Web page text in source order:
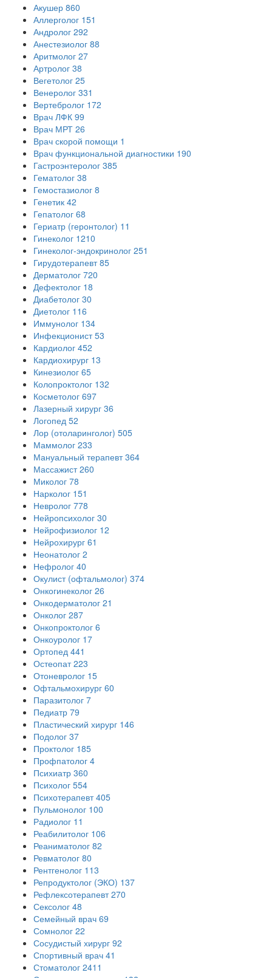
Акушер 860
Аллерголог 151
Андролог 292
Анестезиолог 88
Аритмолог 27
Артролог 38
Вегетолог 25
Венеролог 331
Вертебролог 172
Врач ЛФК 99
Врач МРТ 26
Врач скорой помощи 1
Врач функциональной диагностики 190
Гастроэнтеролог 385
Гематолог 38
Гемостазиолог 8
Генетик 42
Гепатолог 68
Гериатр (геронтолог) 11
Гинеколог 1210
Гинеколог-эндокринолог 251
Гирудотерапевт 85
Дерматолог 720
Дефектолог 18
Диабетолог 30
Диетолог 116
Иммунолог 134
Инфекционист 53
Кардиолог 452
Кардиохирург 13
Кинезиолог 65
Колопроктолог 132
Косметолог 697
Лазерный хирург 36
Логопед 52
Лор (отоларинголог) 505
Маммолог 233
Мануальный терапевт 364
Массажист 260
Миколог 78
Нарколог 151
Невролог 778
Нейропсихолог 30
Нейрофизиолог 12
Нейрохирург 61
Неонатолог 2
Нефролог 40
Окулист (офтальмолог) 374
Онкогинеколог 26
Онкодерматолог 21
Онколог 287
Онкопроктолог 6
Онкоуролог 17
Ортопед 441
Остеопат 223
Отоневролог 15
Офтальмохирург 60
Паразитолог 7
Педиатр 79
Пластический хирург 146
Подолог 37
Проктолог 185
Профпатолог 4
Психиатр 360
Психолог 554
Психотерапевт 405
Пульмонолог 100
Радиолог 11
Реабилитолог 106
Реаниматолог 82
Ревматолог 80
Рентгенолог 113
Репродуктолог (ЭКО) 137
Рефлексотерапевт 270
Сексолог 48
Семейный врач 69
Сомнолог 22
Сосудистый хирург 92
Спортивный врач 41
Стоматолог 2411